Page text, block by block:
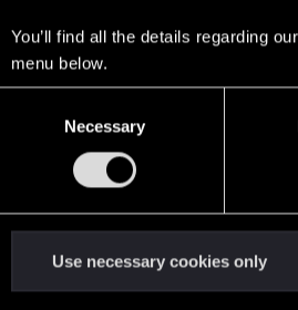
You’ll find all the details regarding
menu below.
Necessary
Use necessary cookies only